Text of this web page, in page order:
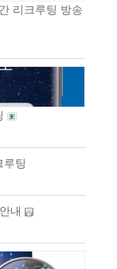
리크루팅 방송
루팅
내